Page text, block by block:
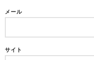
メール
サイト